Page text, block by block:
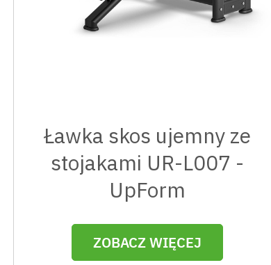
Ławka skos ujemny ze
stojakami UR-L007 -
UpForm
ZOBACZ WIĘCEJ